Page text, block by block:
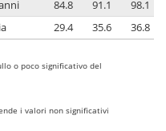
84.8 91.1
98.1
29.4 35.6 36.8
o poco significativo del
i valori non significativi